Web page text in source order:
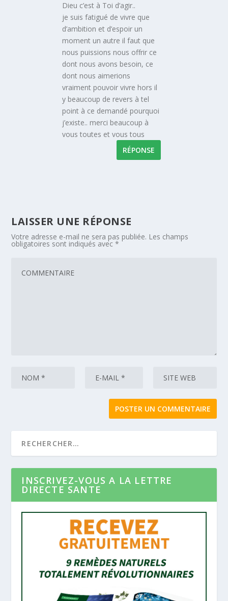
Dieu c’est à Toi d’agir..
je suis fatigué de vivre que
d’ambition et d’espoir un
moment un autre il faut que
nous puissions nous offrir ce
dont nous avons besoin, ce
dont nous aimerions
vraiment pouvoir vivre hors il
y beaucoup de revers à tel
point à ce demandé pourquoi
j’existe.. merci beaucoup à
vous toutes et vous tous
RÉPONSE
LAISSER UNE RÉPONSE
Votre adresse e-mail ne sera pas publiée. Les champs
obligatoires sont indiqués avec*
INSCRIVEZ-VOUS A LA LETTRE
DIRECTE SANTE